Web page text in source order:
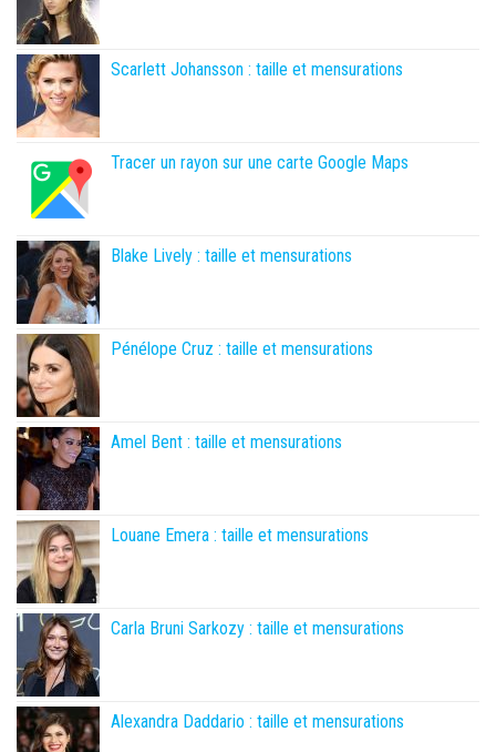
Scarlett Johansson : taille et mensurations
Tracer un rayon sur une carte Google Maps
Blake Lively : taille et mensurations
Pénélope Cruz : taille et mensurations
Amel Bent : taille et mensurations
Louane Emera : taille et mensurations
Carla Bruni Sarkozy : taille et mensurations
Alexandra Daddario : taille et mensurations